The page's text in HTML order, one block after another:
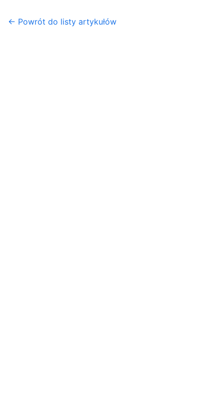
← Powrót do listy artykułów